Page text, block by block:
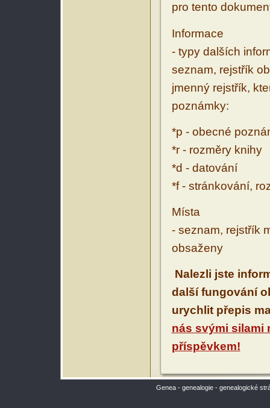
pro tento
Informace
- typy dalších
seznam, rejstřík
jmenný rejstřík,
poznámky:
*p - obecné
*r - rozměry knihy
*d - datování
*f - stránkování,
Místa
- seznam, rejstřík
obsaženy
Nalezli jste
další fungování
urychlit přepis
nás svými silami
příspěvkem!
Genea - genealogie - genealogické